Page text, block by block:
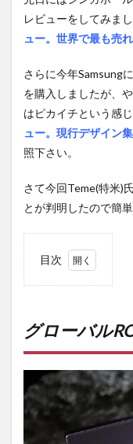
レビューをしてみま
ュー。世界で最も売
さらに今年Samsung
を購入しましたが、
はピカイチという感
ュー。現行デザイン
照下さい。
さて今回Teme(特米)
とが判明したので簡
目次
ル
ROM
と同
に。
2
グローバル